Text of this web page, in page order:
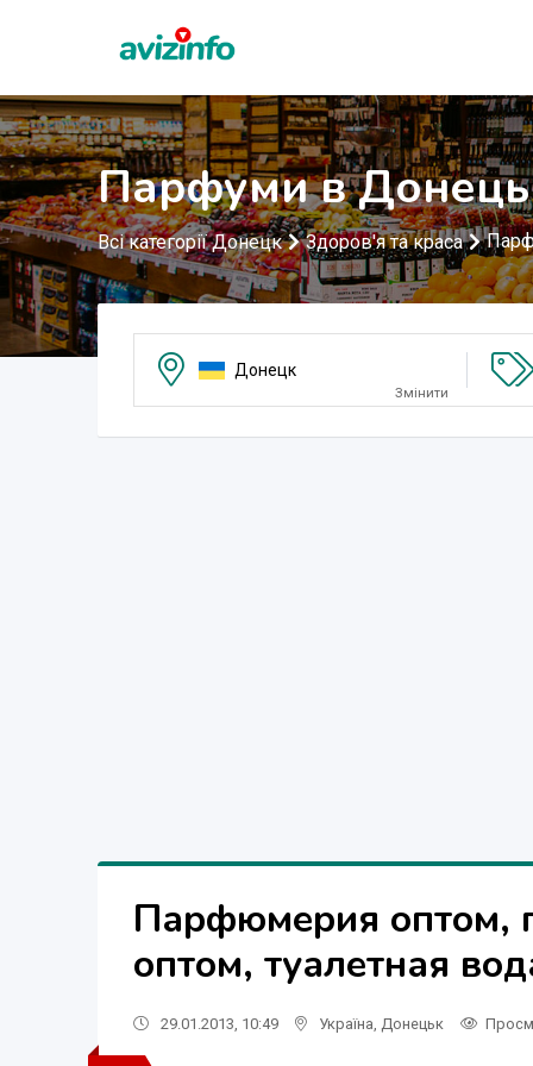
Парфуми в
Всі категорії Донецк Здоров'я та краса
Донецк
Змінити
Парфюмерия оптом,
оптом, туалетная
29.01.2013, 10:49 Україна Донецьк